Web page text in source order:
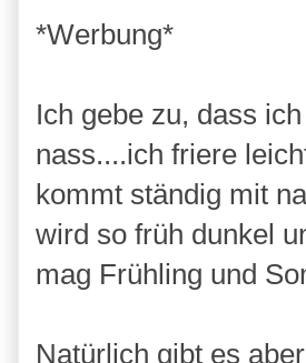
*Werbung*
Ich gebe zu, dass
nass....ich friere
kommt ständig mit
wird so früh dunkel
mag Frühling und
Natürlich gibt es